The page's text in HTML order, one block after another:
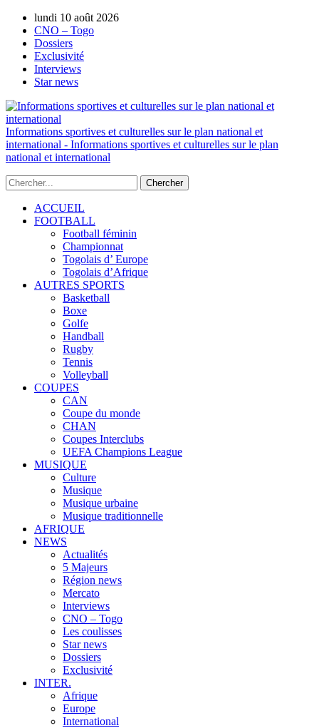
lundi 10 août 2026
CNO – Togo
Dossiers
Exclusivité
Interviews
Star news
Informations sportives et culturelles sur le plan national et
international - Informations sportives et culturelles sur le plan
national et international
ACCUEIL
FOOTBALL
Football féminin
Championnat
Togolais d’ Europe
Togolais d’Afrique
AUTRES SPORTS
Basketball
Boxe
Golfe
Handball
Rugby
Tennis
Volleyball
COUPES
CAN
Coupe du monde
CHAN
Coupes Interclubs
UEFA Champions League
MUSIQUE
Culture
Musique
Musique urbaine
Musique traditionnelle
AFRIQUE
NEWS
Actualités
5 Majeurs
Région news
Mercato
Interviews
CNO – Togo
Les coulisses
Star news
Dossiers
Exclusivité
INTER.
Afrique
Europe
International
AUTORISATION DE LA HAAC N°0134/